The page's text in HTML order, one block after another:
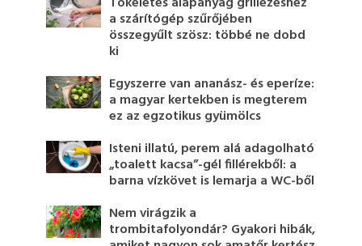
a szárítógép szűrőjében
összegyűlt szösz: többé ne dobd
ki
Egyszerre van ananász- és eperíze:
a magyar kertekben is megterem
ez az egzotikus gyümölcs
Isteni illatú, perem alá adagolható
„toalett kacsa”-gél fillérekből: a
barna vízkövet is lemarja a WC-ből
Nem virágzik a
trombitafolyondár? Gyakori hibák,